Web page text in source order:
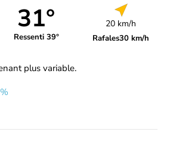
31°
Ressenti 39°
20 km/h
Rafales30 km/h
plus variable.